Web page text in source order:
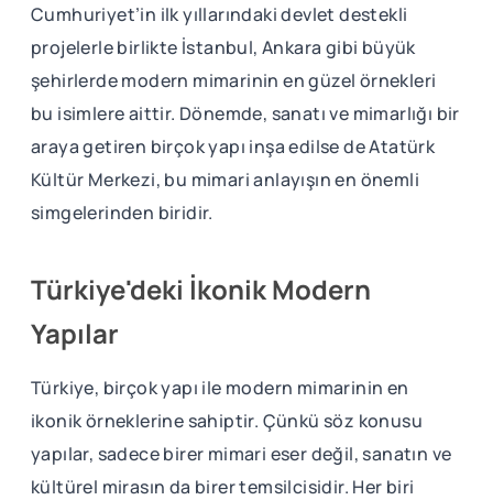
Cumhuriyet’in ilk yıllarındaki devlet destekli
projelerle birlikte İstanbul, Ankara gibi büyük
şehirlerde modern mimarinin en güzel örnekleri
bu isimlere aittir. Dönemde, sanatı ve mimarlığı bir
araya getiren birçok yapı inşa edilse de Atatürk
Kültür Merkezi, bu mimari anlayışın en önemli
simgelerinden biridir.
Türkiye'deki İkonik Modern
Yapılar
Türkiye, birçok yapı ile modern mimarinin en
ikonik örneklerine sahiptir. Çünkü söz konusu
yapılar, sadece birer mimari eser değil, sanatın ve
kültürel mirasın da birer temsilcisidir. Her biri